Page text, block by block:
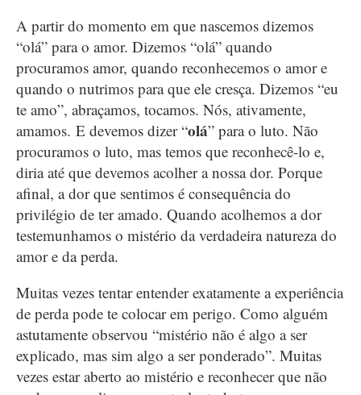
A partir do momento em que nascemos dizemos
“olá” para o amor. Dizemos “olá” quando
procuramos amor, quando reconhecemos o amor e
quando o nutrimos para que ele cresça. Dizemos “eu
te amo”, abraçamos, tocamos. Nós, ativamente,
amamos. E devemos dizer “olá” para o luto. Não
procuramos o luto, mas temos que reconhecê-lo e,
diria até que devemos acolher a nossa dor. Porque
afinal, a dor que sentimos é consequência do
privilégio de ter amado. Quando acolhemos a dor
testemunhamos o mistério da verdadeira natureza do
amor e da perda.
Muitas vezes tentar entender exatamente a experiência
de perda pode te colocar em perigo. Como alguém
astutamente observou “mistério não é algo a ser
explicado, mas sim algo a ser ponderado”. Muitas
vezes estar aberto ao mistério e reconhecer que não